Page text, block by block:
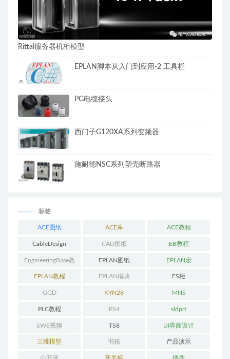
Rittal服务器机柜模型
EPLAN脚本从入门到应用-2 工具栏
PG电缆接头
西门子G120XA系列变频器
施耐德NSC系列塑壳断路器
标签
ACE图纸 ACE库 ACE教程
CableDesign CAD图纸 EB教程
EngineeringBase教
程
EPLAN图纸 EPLAN宏
EPLAN教程 EPLAN模块 ES柜
GGD KYN28 MNS
PLC教程 PS4 sldprt
SWE视频 TS8 UI界面设计
三维模型 书籍 产品演示